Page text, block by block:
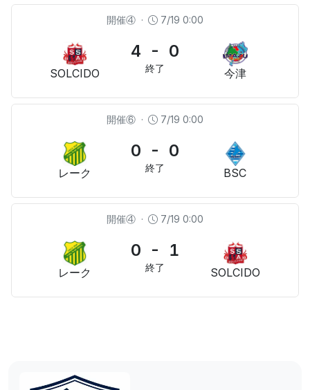
開催④ · 7/19 0:00
SOLCIDO
4 - 0
終了 今津
開催⑥ · 7/19 0:00
レーク
0 - 0
終了 BSC
開催④ · 7/19 0:00
レーク
0 - 1
終了 SOLCIDO